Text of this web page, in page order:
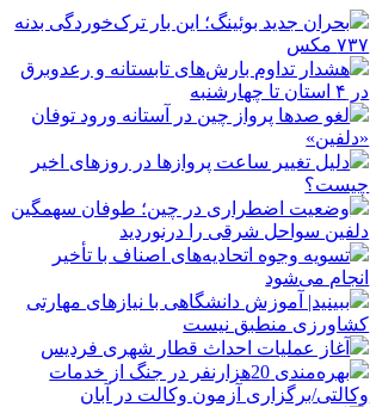
بحران جدید بوئینگ؛ این بار ترک‌خوردگی بدنه
۷۳۷ مکس
هشدار تداوم بارش‌های تابستانه و رعدوبرق
در ۴ استان تا چهارشنبه
لغو صدها پرواز چین در آستانه ورود توفان
«دلفین»
دلیل تغییر ساعت پروازها در روزهای اخیر
چیست؟
وضعیت اضطراری در چین؛ طوفان سهمگین
دلفین سواحل شرقی را درنوردید
تسویه وجوه اتحادیه‌های اصناف با تأخیر
انجام می‌شود
ببینید| آموزش دانشگاهی با نیازهای مهارتی
کشاورزی منطبق نیست
آغاز عملیات احداث قطار شهری فردیس
بهره‌مندی 20هزارنفر در جنگ از خدمات
وکالتی/برگزاری آزمون وکالت در آبان